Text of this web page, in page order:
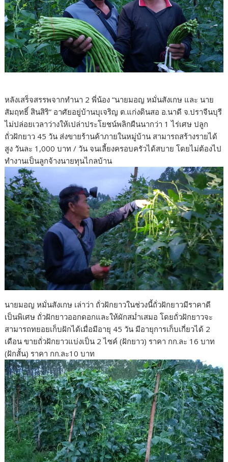
หลังเสร็จสรรพจากทำนา 2 พี่น้อง “นายมอญ หมั่นสังเกษ และ นาย
สัมฤทธิ์ สินสิริ” อาศัยอยู่บ้านบุเจริญ ต.แก่งดินสอ อ.นาดี จ.ปราจีนบุรี
ไม่ปล่อยเวลาว่างให้เปล่าประโยชน์พลิกผืนนากว่า 1 ไร่เศษ ปลูก
ถั่วฝักยาว 45 วัน ส่งขายร้านค้าภายในหมู่บ้าน สามารถสร้างรายได้
สูง วันละ 1,000 บาท / วัน จนเลี้ยงครอบครัวได้สบาย โดยไม่ต้องไป
ทำงานเป็นลูกจ้างนายทุนไกลบ้าน
นายมอญ หมั่นสังเกษ เล่าว่า ถั่วฝักยาวในช่วงนี้ถั่วฝักยาวมีราคาดี
เป็นพิเศษ ถั่วฝักยาวออกดอกและให้ผักสม่ำเสมอ โดยถั่วฝักยาวจะ
สามารถทยอยเก็บฝักได้เมื่อมีอายุ 45 วัน มีอายุการเก็บเกี่ยวได้ 2
เดือน ขายถั่วฝักยาวแบ่งเป็น 2 ไซค์ (ฝักยาว) ราคา กก.ละ 16 บาท
(ฝักสั้น) ราคา กก.ละ10 บาท